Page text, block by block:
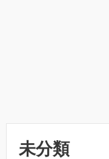
未分類